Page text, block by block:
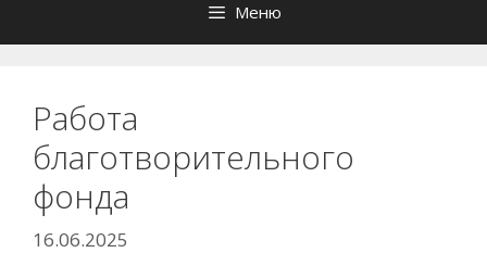
Меню
Работа
благотворительного
фонда
16.06.2025